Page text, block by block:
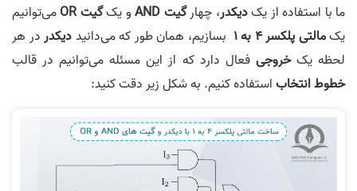
ما با استفاده از یکدیکدر، چهارگیتANDو یکگیتORمی‌توانیم
یکمالتی پلکسر4 به1 بسازیم، همان طور که می‌دانیددیکدردر هر
لحظه یکخروجی فعال دارد که از این مسئله می‌توانیم در قالب
خطوط انتخاب‌استفاده کنیم. به شکل زیر دقت کنید: